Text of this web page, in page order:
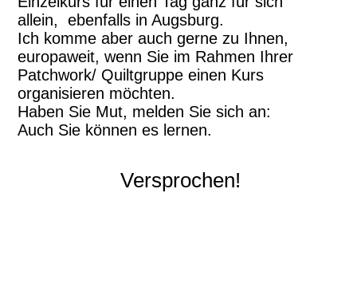
allein, ebenfalls in Augsburg.
Ich komme aber auch gerne zu Ihnen,
europaweit, wenn Sie im Rahmen Ihrer
Patchwork/ Quiltgruppe einen Kurs
organisieren möchten.
Haben Sie Mut, melden Sie sich an:
Auch Sie können es lernen.
Versprochen!